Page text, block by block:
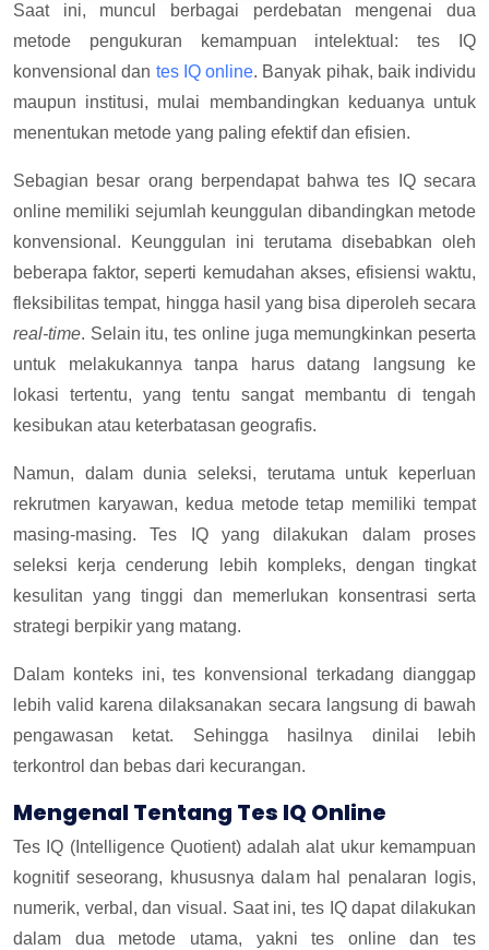
Saat ini, muncul berbagai perdebatan mengenai dua
metode pengukuran kemampuan intelektual: tes IQ
konvensional dan tes IQ online. Banyak pihak, baik individu
maupun institusi, mulai membandingkan keduanya untuk
menentukan metode yang paling efektif dan efisien.
Sebagian besar orang berpendapat bahwa tes IQ secara
online memiliki sejumlah keunggulan dibandingkan metode
konvensional. Keunggulan ini terutama disebabkan oleh
beberapa faktor, seperti kemudahan akses, efisiensi waktu,
fleksibilitas tempat, hingga hasil yang bisa diperoleh secara
real-time. Selain itu, tes online juga memungkinkan peserta
untuk melakukannya tanpa harus datang langsung ke
lokasi tertentu, yang tentu sangat membantu di tengah
kesibukan atau keterbatasan geografis.
Namun, dalam dunia seleksi, terutama untuk keperluan
rekrutmen karyawan, kedua metode tetap memiliki tempat
masing-masing. Tes IQ yang dilakukan dalam proses
seleksi kerja cenderung lebih kompleks, dengan tingkat
kesulitan yang tinggi dan memerlukan konsentrasi serta
strategi berpikir yang matang.
Dalam konteks ini, tes konvensional terkadang dianggap
lebih valid karena dilaksanakan secara langsung di bawah
pengawasan ketat. Sehingga hasilnya dinilai lebih
terkontrol dan bebas dari kecurangan.
Mengenal Tentang Tes IQ Online
Tes IQ (Intelligence Quotient) adalah alat ukur kemampuan
kognitif seseorang, khususnya dalam hal penalaran logis,
numerik, verbal, dan visual. Saat ini, tes IQ dapat dilakukan
dalam dua metode utama, yakni tes online dan tes